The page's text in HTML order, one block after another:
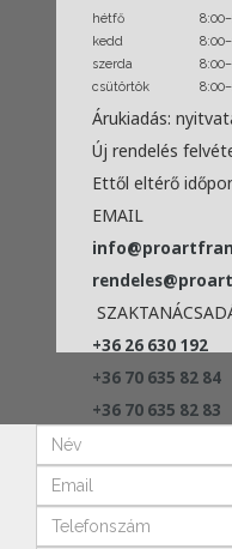
hétfő
kedd
szerda
csütörtök
Árukiadás:
Új rendelés
Ettől eltérő
EMAIL
+36 26 630 192
+36 70 635 82 84
+36 70 635 82 83